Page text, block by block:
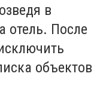
в
отель. После
объектов